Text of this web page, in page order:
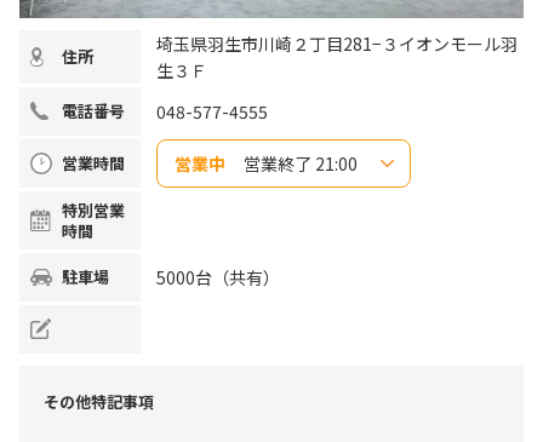
住所
埼玉県羽生市川崎２丁目281−３イオンモール羽
生３Ｆ
電話番号 048-577-4555
営業時間 営業中 営業終了 21:00
木曜日
金曜日
特別営業
時間
駐車場 5000台（共有）
その他特記事項